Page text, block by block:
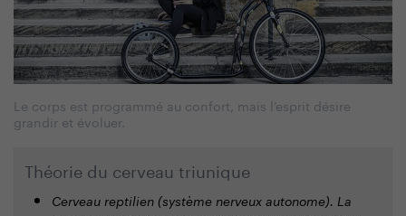
Le corps est programmé au confort, mais l’esprit désire
grandir et évoluer.
Théorie du cerveau triunique
Cerveau reptilien (système nerveux autonome). La